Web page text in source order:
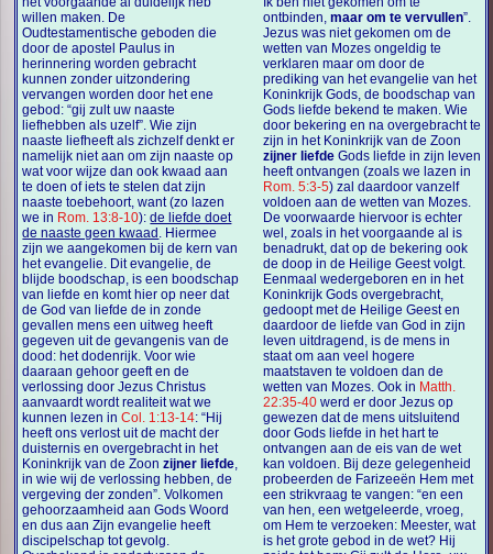
willen maken. De
Oudtestamentische geboden die
door de apostel Paulus in
herinnering worden gebracht
kunnen zonder uitzondering
vervangen worden door het ene
gebod: “gij zult uw naaste
liefhebben als uzelf”. Wie zijn
naaste liefheeft als zichzelf denkt er
namelijk niet aan om zijn naaste op
wat voor wijze dan ook kwaad aan
te doen of iets te stelen dat zijn
naaste toebehoort, want (zo lazen
we in Rom. 13:8-10):de liefde doet
de naaste geen kwaad . Hiermee
zijn we aangekomen bij de kern van
het evangelie. Dit evangelie, de
blijde boodschap, is een boodschap
van liefde en komt hier op neer dat
de God van liefde de in zonde
gevallen mens een uitweg heeft
gegeven uit de gevangenis van de
dood: het dodenrijk. Voor wie
daaraan gehoor geeft en de
verlossing door Jezus Christus
aanvaardt wordt realiteit wat we
kunnen lezen inCol. 1:13-14: “Hij
heeft ons verlost uit de macht der
duisternis en overgebracht in het
Koninkrijk van de Zoonzijner liefde,
in wie wij de verlossing hebben, de
vergeving der zonden”. Volkomen
gehoorzaamheid aan Gods Woord
en dus aan Zijn evangelie heeft
discipelschap tot gevolg.
ontbinden, maar om te vervullen”.
Jezus was niet gekomen om de
wetten van Mozes ongeldig te
verklaren maar om door de
prediking van het evangelie van het
Koninkrijk Gods, de boodschap van
Gods liefde bekend te maken. Wie
door bekering en na overgebracht te
zijn in het Koninkrijk van de Zoon
zijner liefdeGods liefde in zijn leven
heeft ontvangen (zoals we lazen in
Rom. 5:3-5) zal daardoor vanzelf
voldoen aan de wetten van Mozes.
De voorwaarde hiervoor is echter
wel, zoals in het voorgaande al is
benadrukt, dat op de bekering ook
de doop in de Heilige Geest volgt.
Eenmaal wedergeboren en in het
Koninkrijk Gods overgebracht,
gedoopt met de Heilige Geest en
daardoor de liefde van God in zijn
leven uitdragend, is de mens in
staat om aan veel hogere
maatstaven te voldoen dan de
wetten van Mozes. Ook in Matth.
22:35-40werd er door Jezus op
gewezen dat de mens uitsluitend
door Gods liefde in het hart te
ontvangen aan de eis van de wet
kan voldoen. Bij deze gelegenheid
probeerden de Farizeeën Hem met
een strikvraag te vangen: “en een
van hen, een wetgeleerde, vroeg,
om Hem te verzoeken: Meester, wat
is het grote gebod in de wet? Hij